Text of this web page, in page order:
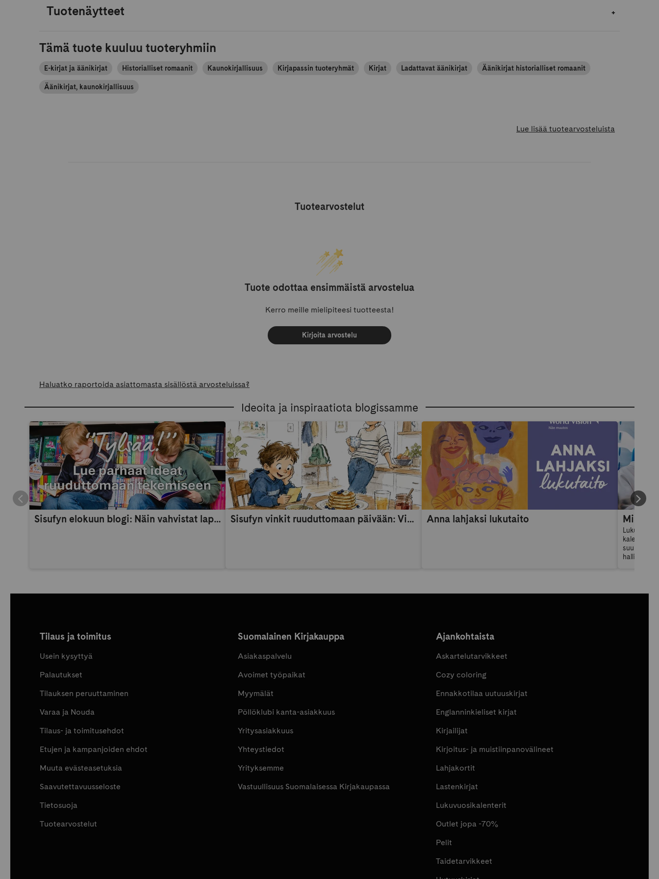
Tuotenäytteet
Tämä tuote kuuluu tuoteryhmiin
E-kirjat ja äänikirjat Historialliset romaanit Kaunokirjallisuus Kirjapassin tuoteryhmät Kirjat Ladattavat äänikirjat Äänikirjat historialliset romaanit
Äänikirjat, kaunokirjallisuus
Lue lisää tuotearvosteluista
Tuotearvostelut
Tuote odottaa ensimmäistä arvostelua
Kerro meille mielipiteesi tuotteesta!
Kirjoita arvostelu
Haluatko raportoida asiattomasta sisällöstä arvosteluissa?
Ideoita ja inspiraatiota blogissamme
Sisufyn elokuun blogi: Näin vahvistat lapsen itsetuntoa someaikana Sisufyn vinkit ruuduttomaan päivään: Vinkki 9 Anna lahjaksi lukutaito
kalenteri:
Tilaus ja toimitus
Usein kysyttyä
Palautukset
Tilauksen peruuttaminen
Varaa ja Nouda
Tilaus- ja toimitusehdot
Etujen ja kampanjoiden ehdot
Muuta evästeasetuksia
Saavutettavuusseloste
Tietosuoja
Tuotearvostelut
Suomalainen Kirjakauppa
Asiakaspalvelu
Avoimet työpaikat
Myymälät
Pöllöklubi kanta-asiakkuus
Yritysasiakkuus
Yhteystiedot
Yrityksemme
Vastuullisuus Suomalaisessa Kirjakaupassa
Ajankohtaista
Askartelutarvikkeet
Cozy coloring
Ennakkotilaa uutuuskirjat
Englanninkieliset kirjat
Kirjailijat
Kirjoitus- ja muistiinpanovälineet
Lahjakortit
Lastenkirjat
Lukuvuosikalenterit
Outlet jopa -70%
Pelit
Taidetarvikkeet